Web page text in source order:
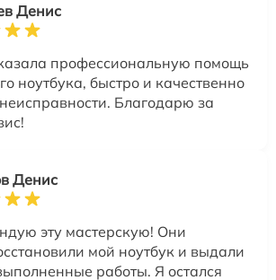
Денис
профессиональную помощь
ноутбука, быстро и качественно
Благодарю за
Денис
эту мастерскую! Они
мой ноутбук и выдали
работы. Я остался